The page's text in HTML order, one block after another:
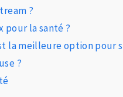
?
pour la santé ?
la meilleure option pour
?